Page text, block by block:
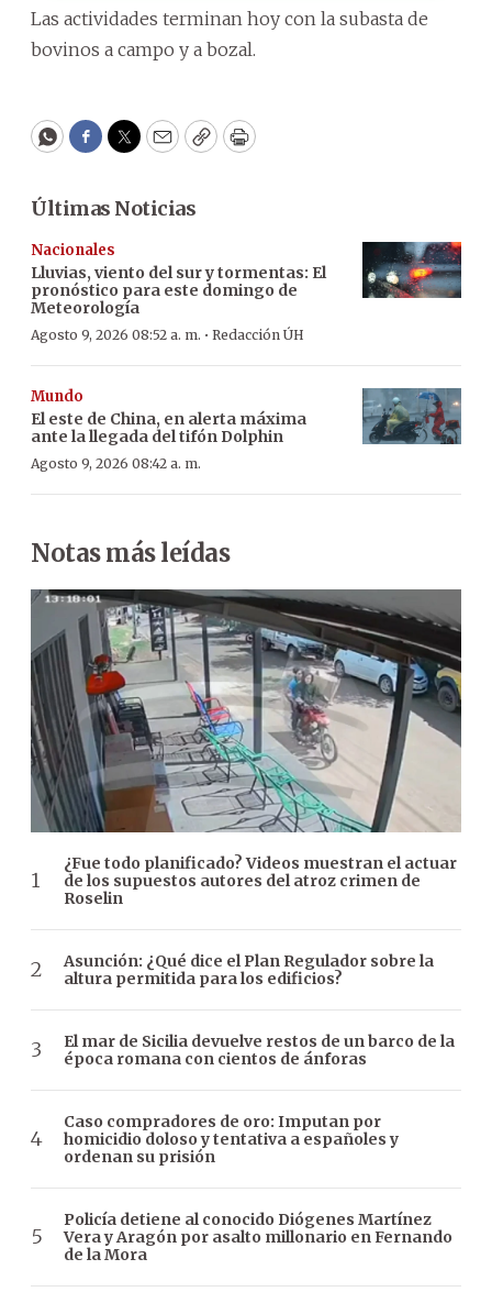
Las actividades terminan hoy con la subasta de
bovinos a campo y a bozal.
WhatsApp
Facebook
Twitter
EmailCopyPrint
Últimas Noticias
Nacionales
Lluvias, viento del sur y tormentas: El
pronóstico para este domingo de
Meteorología
Agosto 9, 2026 08:52 a. m. · Redacción ÚH
Mundo
El este de China, en alerta máxima
ante la llegada del tifón Dolphin
Agosto 9, 2026 08:42 a. m.
Notas más leídas
¿Fue todo planificado? Videos muestran el actuar
de los supuestos autores del atroz crimen de
Roselin
Asunción: ¿Qué dice el Plan Regulador sobre la
altura permitida para los edificios?
El mar de Sicilia devuelve restos de un barco de la
época romana con cientos de ánforas
Caso compradores de oro: Imputan por
homicidio doloso y tentativa a españoles y
ordenan su prisión
Policía detiene al conocido Diógenes Martínez
Vera y Aragón por asalto millonario en Fernando
de la Mora